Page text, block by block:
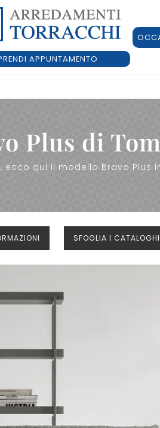
APPUNTAMENTO
Plus di
qui il modello Bravo Plus
SFOGLIA I CATALOGHI